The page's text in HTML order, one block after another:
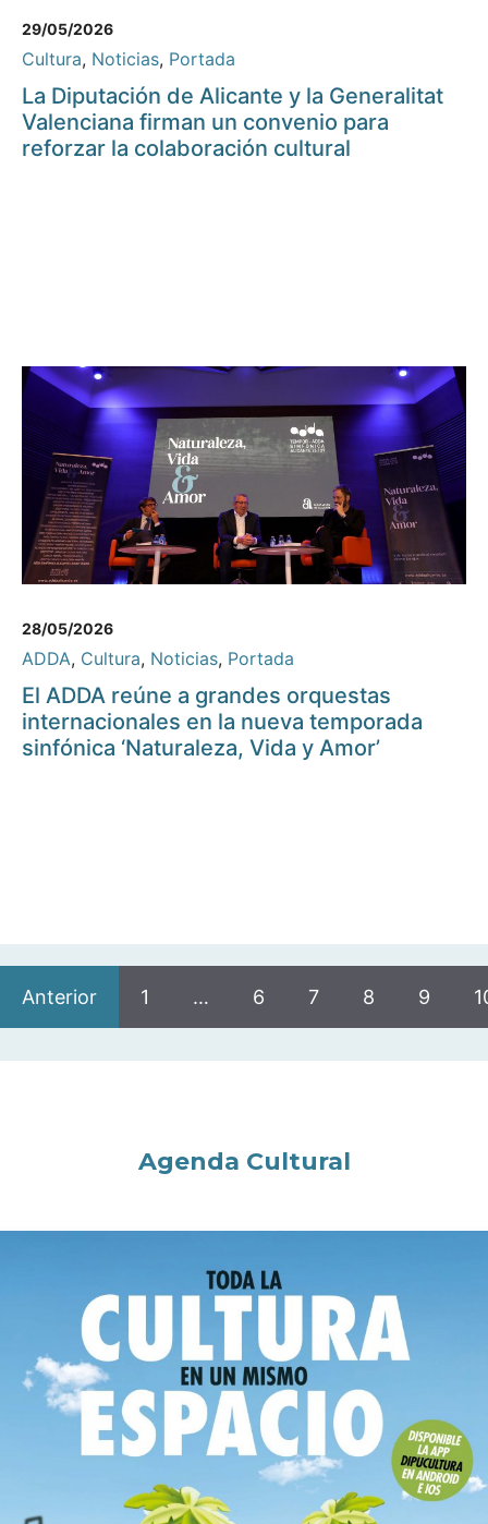
29/05/2026
Cultura, Noticias, Portada
La Diputación de Alicante y la Generalitat
Valenciana firman un convenio para
reforzar la colaboración cultural
28/05/2026
ADDA, Cultura, Noticias, Portada
El ADDA reúne a grandes orquestas
internacionales en la nueva temporada
sinfónica ‘Naturaleza, Vida y Amor’
Anterior 1 … 6 7 8 9
Agenda Cultural